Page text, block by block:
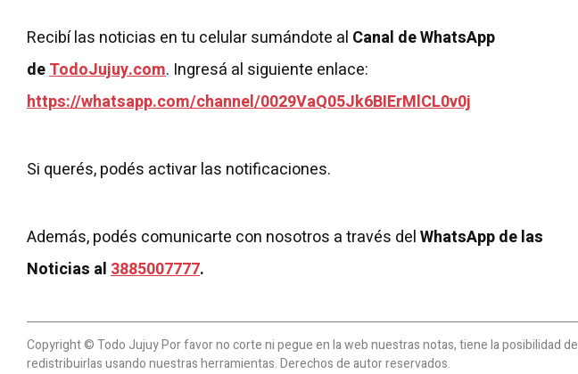
Recibí las noticias en tu celular sumándote al Canal de WhatsApp
deTodoJujuy.com. Ingresá al siguiente enlace:
https://whatsapp.com/channel/0029VaQ05Jk6BIErMlCL0v0j
Si querés, podés activar las notificaciones.
Además, podés comunicarte con nosotros a través delWhatsApp de las
Noticias al3885007777.
Copyright © Todo Jujuy Por favor no corte ni pegue en la web nuestras notas, tiene la posibilidad de
redistribuirlas usando nuestras herramientas. Derechos de autor reservados.